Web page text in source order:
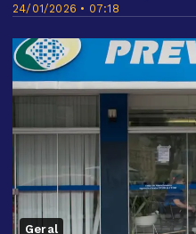
24/01/2026 • 07:18
Geral